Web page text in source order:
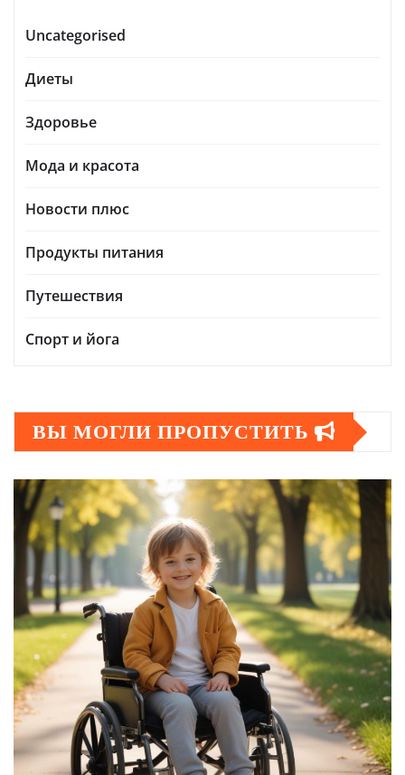
Uncategorised
Диеты
Здоровье
Мода и красота
Новости плюс
Продукты питания
Путешествия
Спорт и йога
ВЫ МОГЛИ ПРОПУСТИТЬ